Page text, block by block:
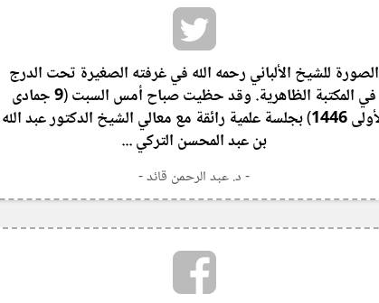
الصورة للشيخ الألباني رحمه الله في غرفته الصغيرة تحت الدرج
في المكتبة الظاهرية. وقد حظيت صباح أمس السبت (9 جمادى
الأولى 1446) بجلسة علمية رائقة مع معالي الشيخ الدكتور عبد الله
بن عبد المحسن التركي ...
- د. عبد الرحمن قائد -